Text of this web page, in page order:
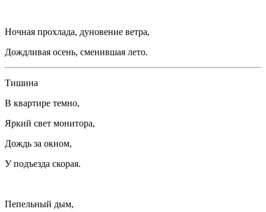
Ночная прохлада, дуновение ветра,
Дождливая осень, сменившая лето.
Тишина
В квартире темно,
Яркий свет монитора,
Дождь за окном,
У подъезда скорая.
Пепельный дым,